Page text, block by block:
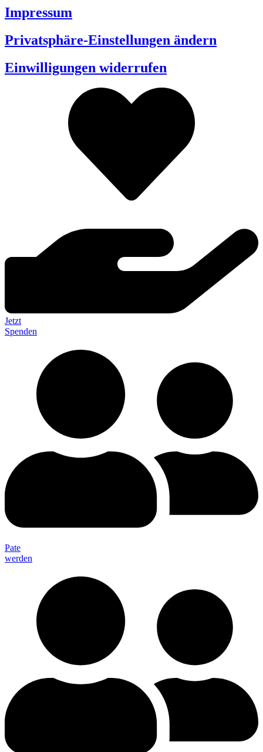
Impressum
Privatsphäre-Einstellungen ändern
Einwilligungen widerrufen
Jetzt
Spenden
Pate
werden